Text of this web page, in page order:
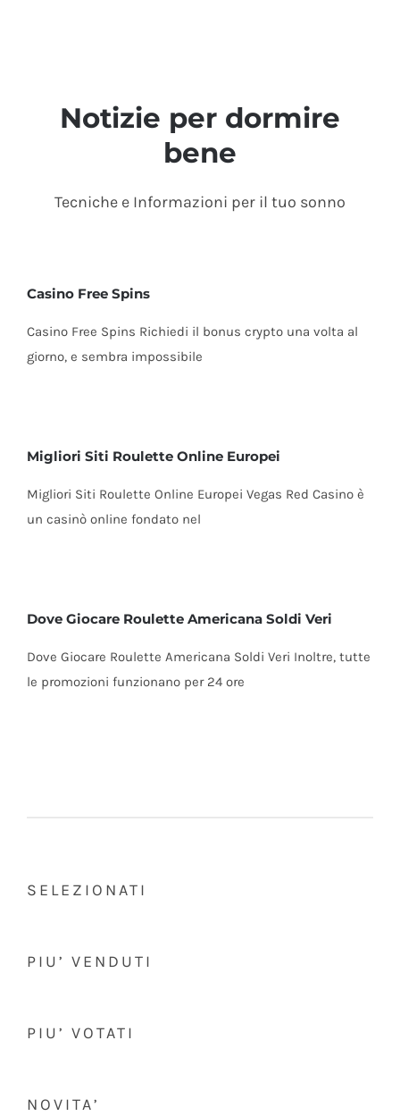
Notizie per dormire
bene
Tecniche e Informazioni per il tuo sonno
Casino Free Spins
Casino Free Spins Richiedi il bonus crypto una volta al
giorno, e sembra impossibile
Migliori Siti Roulette Online Europei
Migliori Siti Roulette Online Europei Vegas Red Casino è
un casinò online fondato nel
Dove Giocare Roulette Americana Soldi Veri
Dove Giocare Roulette Americana Soldi Veri Inoltre, tutte
le promozioni funzionano per 24 ore
SELEZIONATI
PIU’ VENDUTI
PIU’ VOTATI
NOVITA’